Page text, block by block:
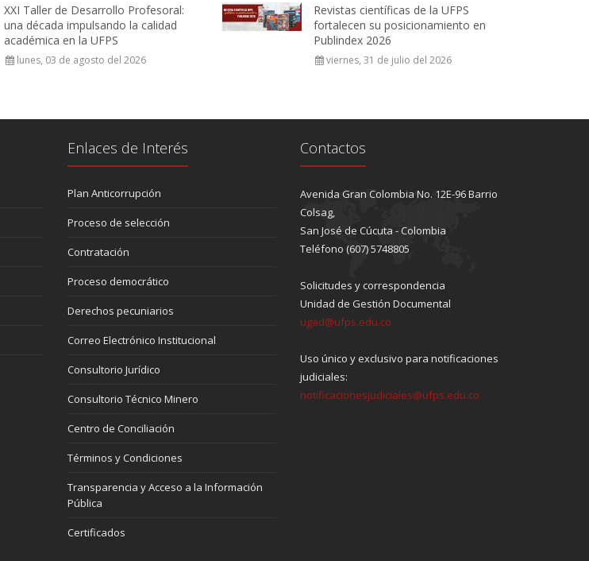
XXI Taller de Desarrollo Profesoral:
una década impulsando la calidad
académica en la UFPS
lunes, 03 de agosto del 2026
Revistas científicas de la UFPS
fortalecen su posicionamiento en
Publindex 2026
viernes, 31 de julio del 2026
Enlaces de Interés
Plan Anticorrupción
Proceso de selección
Contratación
Proceso democrático
Derechos pecuniarios
Correo Electrónico Institucional
Consultorio Jurídico
Consultorio Técnico Minero
Centro de Conciliación
Términos y Condiciones
Transparencia y Acceso a la Información
Pública
Certificados
Contactos
Avenida Gran Colombia No. 12E-96 Barrio
Colsag,
San José de Cúcuta - Colombia
Teléfono (607) 5748805
Solicitudes y correspondencia
Unidad de Gestión Documental
ugad@ufps.edu.co
Uso único y exclusivo para notificaciones
judiciales:
notificacionesjudiciales@ufps.edu.co